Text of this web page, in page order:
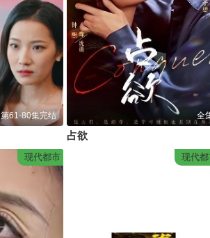
第61-80集完结 全
占欲
现代都市 现代